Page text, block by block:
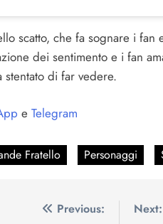
scatto, che fa sognare i
dei sentimento e i fan
stentato di far vedere.
e Telegram
Fratello Personaggi
Previous:
Next: